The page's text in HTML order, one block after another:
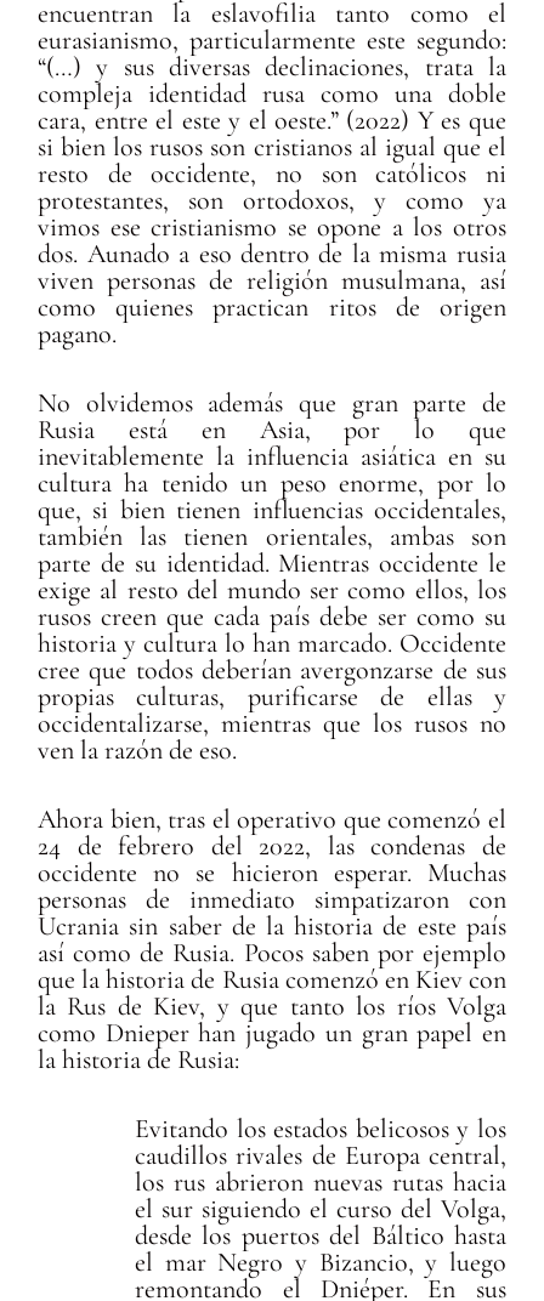
encuentran la eslavofilia tanto como el
eurasianismo, particularmente este segundo:
“(…) y sus diversas declinaciones, trata la
compleja identidad rusa como una doble
cara, entre el este y el oeste.” (2022) Y es que
si bien los rusos son cristianos al igual que el
resto de occidente, no son católicos ni
protestantes, son ortodoxos, y como ya
vimos ese cristianismo se opone a los otros
dos. Aunado a eso dentro de la misma rusia
viven personas de religión musulmana, así
como quienes practican ritos de origen
pagano.
No olvidemos además que gran parte de
Rusia está en Asia, por lo que
inevitablemente la influencia asiática en su
cultura ha tenido un peso enorme, por lo
que, si bien tienen influencias occidentales,
también las tienen orientales, ambas son
parte de su identidad. Mientras occidente le
exige al resto del mundo ser como ellos, los
rusos creen que cada país debe ser como su
historia y cultura lo han marcado. Occidente
cree que todos deberían avergonzarse de sus
propias culturas, purificarse de ellas y
occidentalizarse, mientras que los rusos no
ven la razón de eso.
Ahora bien, tras el operativo que comenzó el
24 de febrero del 2022, las condenas de
occidente no se hicieron esperar. Muchas
personas de inmediato simpatizaron con
Ucrania sin saber de la historia de este país
así como de Rusia. Pocos saben por ejemplo
que la historia de Rusia comenzó en Kiev con
la Rus de Kiev, y que tanto los ríos Volga
como Dnieper han jugado un gran papel en
la historia de Rusia:
Evitando los estados belicosos y los
caudillos rivales de Europa central,
los rus abrieron nuevas rutas hacia
el sur siguiendo el curso del Volga,
desde los puertos del Báltico hasta
el mar Negro y Bizancio, y luego
remontando el Dniéper. En sus